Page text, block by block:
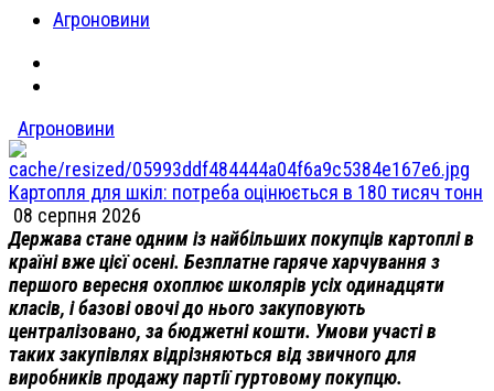
Агроновини
Агроновини
Картопля для шкіл: потреба оцінюється в 180 тисяч тонн
08 серпня 2026
Держава стане одним із найбільших покупців картоплі в
країні вже цієї осені. Безплатне гаряче харчування з
першого вересня охоплює школярів усіх одинадцяти
класів, і базові овочі до нього закуповують
централізовано, за бюджетні кошти. Умови участі в
таких закупівлях відрізняються від звичного для
виробників продажу партії гуртовому покупцю.